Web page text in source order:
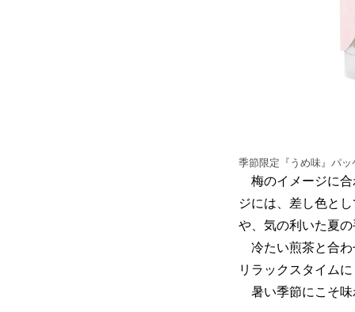
季節限定『うめ味』パッ
梅のイメージに合
ジには、差し色と
や、気の利いた夏
冷たい煎茶と合わ
リラックスタイム
暑い季節にこそ味